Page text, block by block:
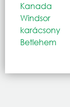
Kanada
Windsor
karácsony
Betlehem